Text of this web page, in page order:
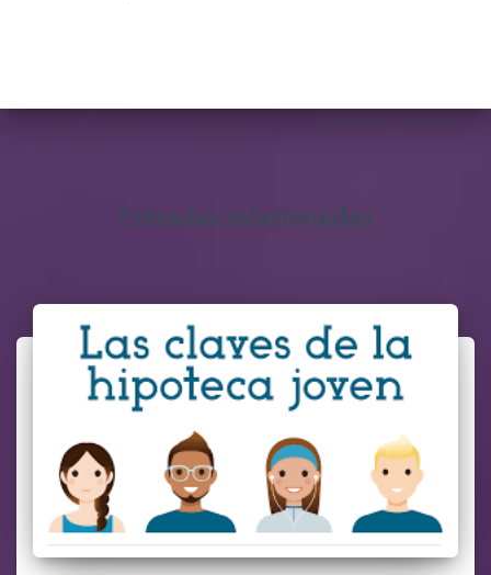
Entradas relacionadas